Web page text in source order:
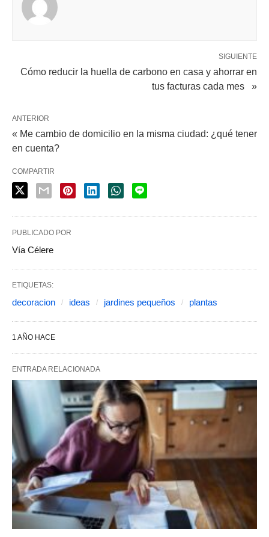
SIGUIENTE
Cómo reducir la huella de carbono en casa y ahorrar en
tus facturas cada mes »
ANTERIOR
« Me cambio de domicilio en la misma ciudad: ¿qué tener
en cuenta?
COMPARTIR
PUBLICADO POR
Vía Célere
ETIQUETAS:
decoracion ideas jardines pequeños plantas
1 AÑO HACE
ENTRADA RELACIONADA